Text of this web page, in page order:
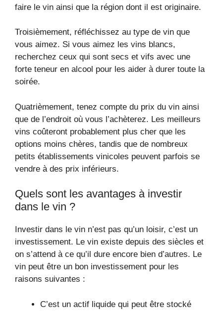
faire le vin ainsi que la région dont il est originaire.
Troisièmement, réfléchissez au type de vin que
vous aimez. Si vous aimez les vins blancs,
recherchez ceux qui sont secs et vifs avec une
forte teneur en alcool pour les aider à durer toute la
soirée.
Quatrièmement, tenez compte du prix du vin ainsi
que de l’endroit où vous l’achèterez. Les meilleurs
vins coûteront probablement plus cher que les
options moins chères, tandis que de nombreux
petits établissements vinicoles peuvent parfois se
vendre à des prix inférieurs.
Quels sont les avantages à investir
dans le vin ?
Investir dans le vin n’est pas qu’un loisir, c’est un
investissement. Le vin existe depuis des siècles et
on s’attend à ce qu’il dure encore bien d’autres. Le
vin peut être un bon investissement pour les
raisons suivantes :
C’est un actif liquide qui peut être stocké